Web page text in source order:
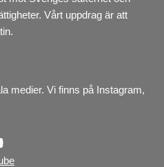
Vårt uppdrag är att
medier. Vi finns på Instagram,